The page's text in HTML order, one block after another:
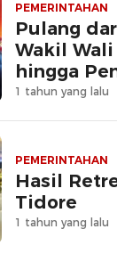
PEMERINTAHAN
Pulang
Wakil
hingga
1 tahun yang lalu
PEMERINTAHAN
Hasil
Tidore
1 tahun yang lalu